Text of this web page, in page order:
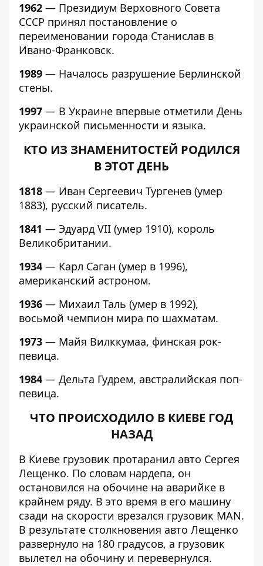
1962 — Президиум Верховного Совета
СССР принял постановление о
переименовании города Станислав в
Ивано-Франковск.
1989 — Началось разрушение Берлинской
стены.
1997 — В Украине впервые отметили День
украинской письменности и языка.
КТО ИЗ ЗНАМЕНИТОСТЕЙ РОДИЛСЯ
В ЭТОТ ДЕНЬ
1818 — Иван Сергеевич Тургенев (умер
1883), русский писатель.
1841 — Эдуард VII (умер 1910), король
Великобритании.
1934 — Карл Саган (умер в 1996),
американский астроном.
1936 — Михаил Таль (умер в 1992),
восьмой чемпион мира по шахматам.
1973 — Майя Вилккумаа, финская рок-
певица.
1984 — Дельта Гудрем, австралийская поп-
певица.
ЧТО ПРОИСХОДИЛО В КИЕВЕ ГОД
НАЗАД
В Киеве грузовик протаранил авто Сергея
Лещенко. По словам нардепа, он
остановился на обочине на аварийке в
крайнем ряду. В это время в его машину
сзади на скорости врезался грузовик MAN.
В результате столкновения авто Лещенко
развернуло на 180 градусов, а грузовик
вылетел на обочину и перевернулся.